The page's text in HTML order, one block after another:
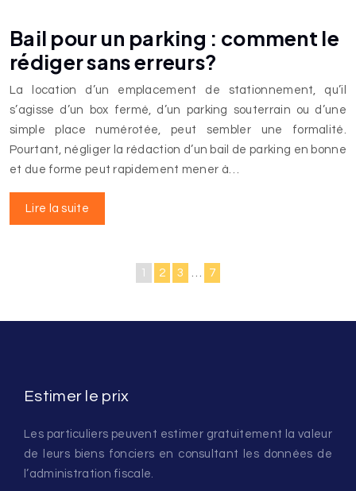
Bail pour un parking : comment le
rédiger sans erreurs?
La location d’un emplacement de stationnement, qu’il
s’agisse d’un box fermé, d’un parking souterrain ou d’une
simple place numérotée, peut sembler une formalité.
Pourtant, négliger la rédaction d’un bail de parking en bonne
et due forme peut rapidement mener à…
Lire la suite
1 2 3 … 7
Estimer le prix
Les particuliers peuvent estimer gratuitement la valeur
de leurs biens fonciers en consultant les données de
l’administration fiscale.